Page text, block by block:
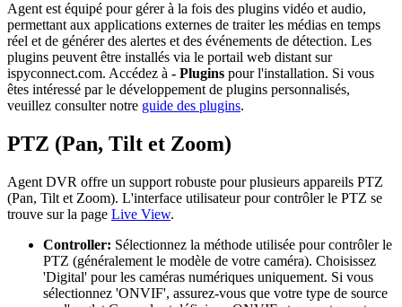
Agent est équipé pour gérer à la fois des plugins vidéo et audio,
permettant aux applications externes de traiter les médias en temps
réel et de générer des alertes et des événements de détection. Les
plugins peuvent être installés via le portail web distant sur
ispyconnect.com. Accédez à - Plugins pour l'installation. Si vous
êtes intéressé par le développement de plugins personnalisés,
veuillez consulter notre guide des plugins.
PTZ (Pan, Tilt et Zoom)
Agent DVR offre un support robuste pour plusieurs appareils PTZ
(Pan, Tilt et Zoom). L'interface utilisateur pour contrôler le PTZ se
trouve sur la page Live View.
Controller: Sélectionnez la méthode utilisée pour contrôler le
PTZ (généralement le modèle de votre caméra). Choisissez
'Digital' pour les caméras numériques uniquement. Si vous
sélectionnez 'ONVIF', assurez-vous que votre type de source